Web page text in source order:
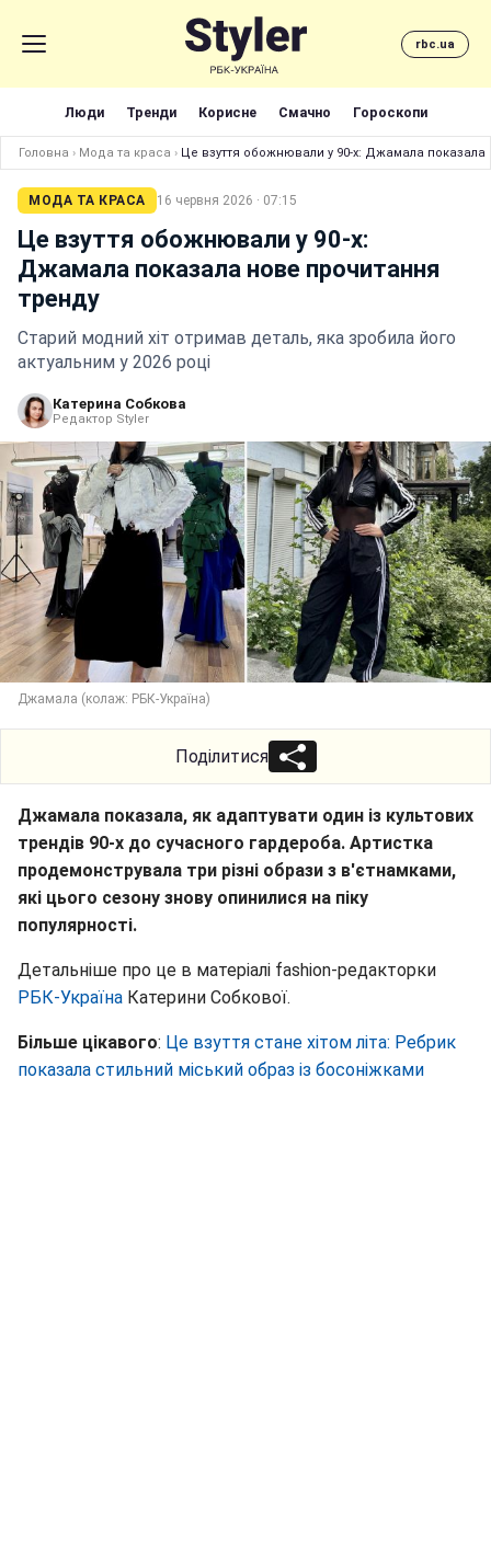
rbc.ua
Люди Тренди Корисне Смачно Гороскопи
Головна › Мода та краса › Це взуття обожнювали у 90-х: Джамала показала
МОДА ТА КРАСА 16 червня 2026 · 07:15
Це взуття обожнювали у 90-х:
Джамала показала нове прочитання
тренду
Старий модний хіт отримав деталь, яка зробила його
актуальним у 2026 році
Катерина Собкова
Редактор Styler
Джамала (колаж: РБК-Україна)
Поділитися
Джамала показала, як адаптувати один із культових
трендів 90-х до сучасного гардероба. Артистка
продемонструвала три різні образи з в'єтнамками,
які цього сезону знову опинилися на піку
популярності.
Детальніше про це в матеріалі fashion-редакторки
РБК-Україна Катерини Собкової.
Більше цікавого: Це взуття стане хітом літа: Ребрик
показала стильний міський образ із босоніжками